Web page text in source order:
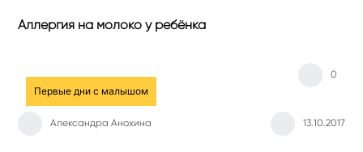
Аллергия на молоко у ребёнка
Первые дни с малышом
Александра Анохина 13.10.2017
0